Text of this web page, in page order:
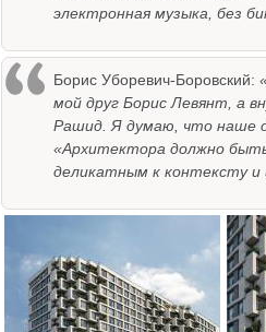
электронная музыка, без
Борис Уборевич-Боровский:
мой друг Борис Левянт, а
Рашид. Я думаю, что наше
«Архитектора должно
деликатным к контексту и